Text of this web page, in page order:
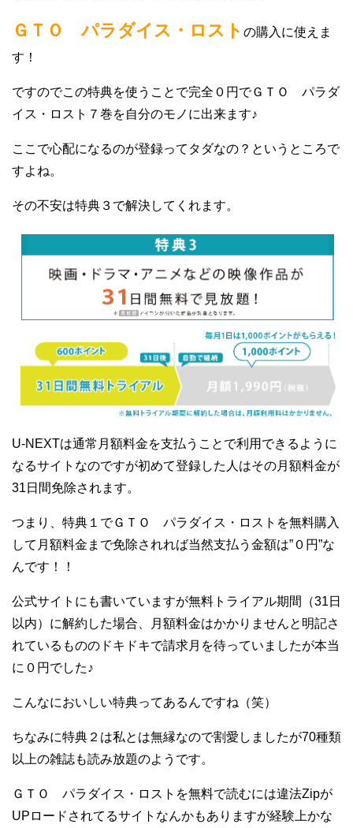
ＧＴＯ パラダイス・ロスト の購入に使えま
す！
ですのでこの特典を使うことで完全０円でＧＴＯ パラダ
イス・ロスト７巻を自分のモノに出来ます♪
ここで心配になるのが登録ってタダなの？というところで
すよね。
その不安は特典３で解決してくれます。
U-NEXTは通常月額料金を支払うことで利用できるように
なるサイトなのですが初めて登録した人はその月額料金が
31日間免除されます。
つまり、特典１でＧＴＯ パラダイス・ロストを無料購入
して月額料金まで免除されれば当然支払う金額は”０円”な
んです！！
公式サイトにも書いていますが無料トライアル期間（31日
以内）に解約した場合、月額料金はかかりませんと明記さ
れているもののドキドキで請求月を待っていましたが本当
に０円でした♪
こんなにおいしい特典ってあるんですね（笑）
ちなみに特典２は私とは無縁なので割愛しましたが70種類
以上の雑誌も読み放題のようです。
ＧＴＯ パラダイス・ロストを無料で読むには違法Zipが
UPロードされてるサイトなんかもありますが経験上かな